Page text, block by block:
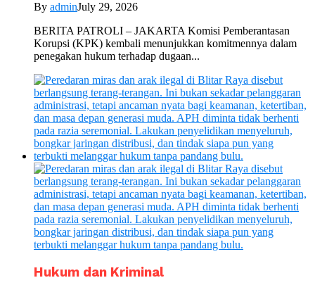
By adminJuly 29, 2026
BERITA PATROLI – JAKARTA Komisi Pemberantasan
Korupsi (KPK) kembali menunjukkan komitmennya dalam
penegakan hukum terhadap dugaan...
Hukum dan Kriminal